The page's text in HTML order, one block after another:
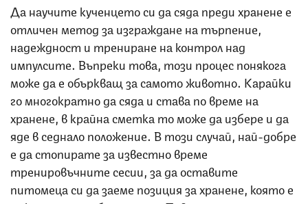
Да научите кученцето си да сяда преди хранене е
отличен метод за изграждане на търпение,
надеждност и трениране на контрол над
импулсите. Въпреки това, този процес понякога
може да е объркващ за самото животно. Карайки
го многократно да сяда и става по време на
хранене, в крайна сметка то може да избере и да
яде в седнало положение. В този случай, най-добре
е да стопирате за известно време
тренировъчните сесии, за да оставите
питомеца си да заеме позиция за хранене, която е